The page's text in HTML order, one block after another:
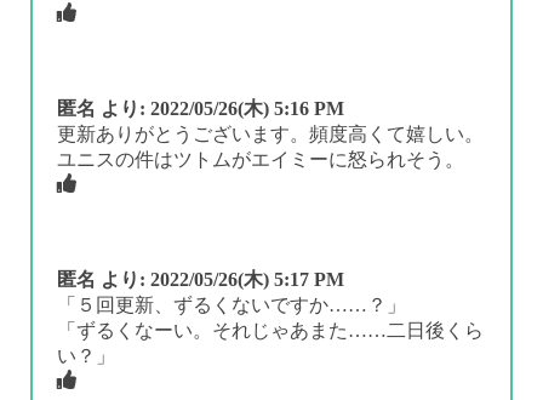
匿名 より: 2022/05/26(木) 5:16 PM
更新ありがとうございます。頻度高くて嬉しい。
ユニスの件はツトムがエイミーに怒られそう。
匿名 より: 2022/05/26(木) 5:17 PM
「５回更新、ずるくないですか……？」
「ずるくなーい。それじゃあまた……二日後くら
い？」